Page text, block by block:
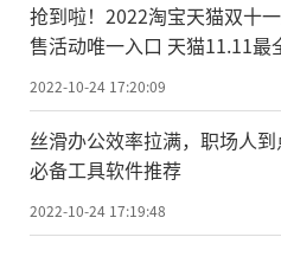
抢到啦！2022淘宝天猫双十
售活动唯一入口 天猫11.11最
略
2022-10-24 17:20:09
丝滑办公效率拉满，职场人
必备工具软件推荐
2022-10-24 17:19:48